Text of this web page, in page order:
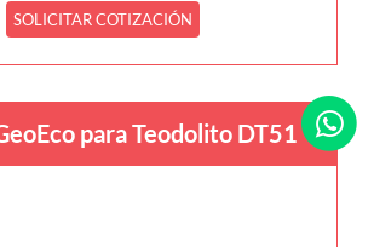
SOLICITAR COTIZACIÓN
para Teodolito DT51